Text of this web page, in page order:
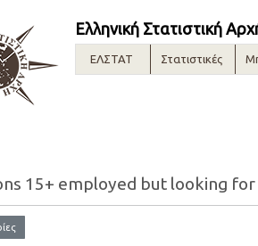
Ελληνική Στατιστική
ΕΛΣΤΑΤ Στατιστικές